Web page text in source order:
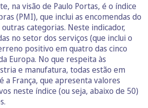
na visão de Paulo Portas, é o índice
(PMI), que inclui as encomendas do
categorias. Neste indicador,
no setor dos serviços (que inclui o
positivo em quatro das cinco
Europa. No que respeita às
e manufatura, todas estão em
a França, que apresenta valores
neste índice (ou seja, abaixo de 50)